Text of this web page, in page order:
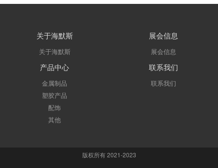
关于海默斯
关于海默斯
展会信息
展会信息
产品中心
金属制品
塑胶产品
配饰
其他
联系我们
联系我们
版权所有 2021-2023